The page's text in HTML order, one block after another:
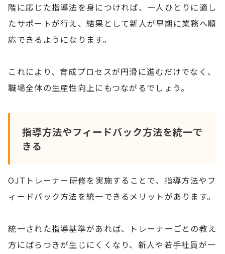
階に応じた指導法を身につければ、一人ひとりに適し
たサポートが行え、結果として新人が早期に業務へ順
応できるようになります。
これにより、育成プロセスが円滑に進むだけでなく、
職場全体の生産性向上にもつながるでしょう。
指導方法やフィードバック方法を統一で
きる
OJTトレーナー研修を実施することで、指導方法やフ
ィードバック方法を統一できるメリットがあります。
統一された指導基準があれば、トレーナーごとの教え
方にばらつきが生じにくくなり、新人や若手社員が一